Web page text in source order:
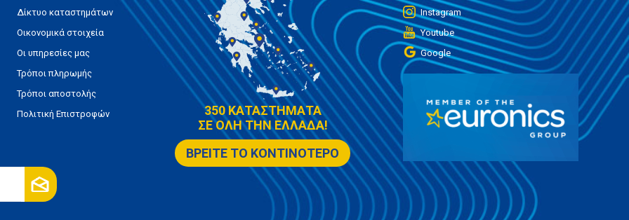
Δίκτυο καταστημάτων
Οικονομικά στοιχεία
Οι υπηρεσίες μας
Τρόποι πληρωμής
Τρόποι αποστολής
Πολιτική Επιστροφών
350 ΚΑΤΑΣΤΗΜΑΤΑ
ΣΕ ΟΛΗ ΤΗΝ ΕΛΛΑΔΑ!
ΒΡΕΙΤΕ ΤΟ ΚΟΝΤΙΝΟΤΕΡΟ
Instagram
Youtube
Google